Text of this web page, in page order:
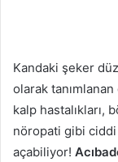
Kandaki şeker
olarak
kalp hastalıkları,
nöropati gibi ciddi
açabiliyor!